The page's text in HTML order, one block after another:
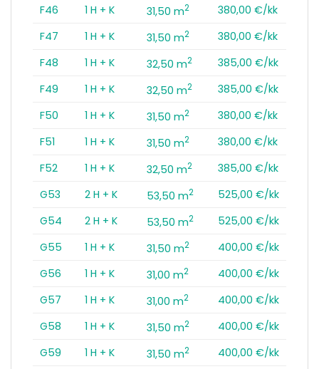
F46
1 H + K 31,50 m2
380,00 €/kk
F47
1 H + K 31,50 m2
380,00 €/kk
F48
1 H + K 32,50 m2
385,00 €/kk
F49
1 H + K 32,50 m2
385,00 €/kk
F50
1 H + K 31,50 m2
380,00 €/kk
F51
1 H + K 31,50 m2
380,00 €/kk
F52
1 H + K 32,50 m2
385,00 €/kk
G53
2 H + K 53,50 m2
525,00 €/kk
G54
2 H + K 53,50 m2
525,00 €/kk
G55
1 H + K 31,50 m2
400,00 €/kk
G56
1 H + K 31,00 m2
400,00 €/kk
G57
1 H + K 31,00 m2
400,00 €/kk
G58
1 H + K 31,50 m2
400,00 €/kk
G59
1 H + K 31,50 m2
400,00 €/kk